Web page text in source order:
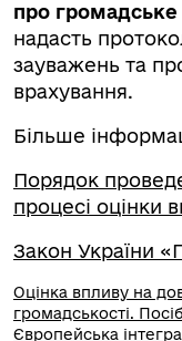
про громадське
надасть
зауважень та
врахування.
Більше
Порядок
процесі оцінки
Закон України
Оцінка впливу на
громадськості.
Європейська